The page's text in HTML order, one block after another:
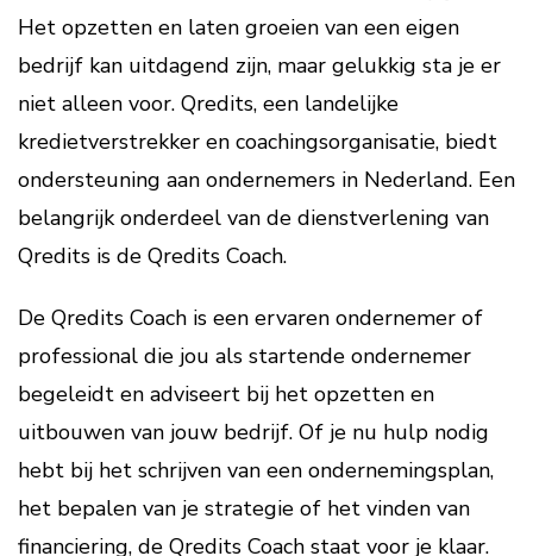
Het opzetten en laten groeien van een eigen
bedrijf kan uitdagend zijn, maar gelukkig sta je er
niet alleen voor. Qredits, een landelijke
kredietverstrekker en coachingsorganisatie, biedt
ondersteuning aan ondernemers in Nederland. Een
belangrijk onderdeel van de dienstverlening van
Qredits is de Qredits Coach.
De Qredits Coach is een ervaren ondernemer of
professional die jou als startende ondernemer
begeleidt en adviseert bij het opzetten en
uitbouwen van jouw bedrijf. Of je nu hulp nodig
hebt bij het schrijven van een ondernemingsplan,
het bepalen van je strategie of het vinden van
financiering, de Qredits Coach staat voor je klaar.